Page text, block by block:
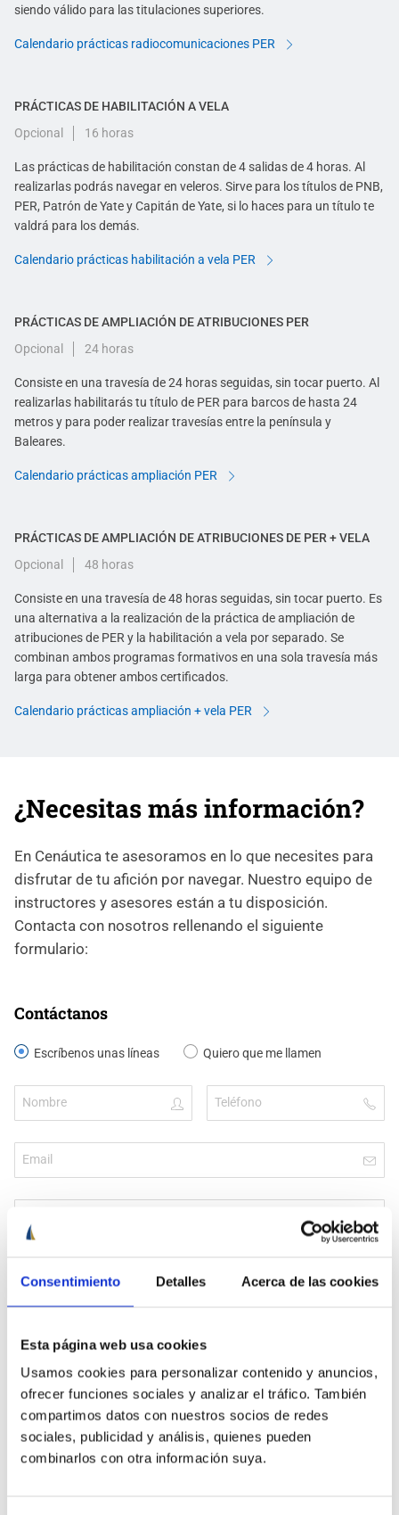
Consentimiento Detalles Acerca de las cookies
Esta página web usa cookies
Usamos cookies para personalizar contenido y anuncios,
ofrecer funciones sociales y analizar el tráfico. También
compartimos datos con nuestros socios de redes
sociales, publicidad y análisis, quienes pueden
combinarlos con otra información suya.
siendo válido para las titulaciones superiores.
Calendario prácticas radiocomunicaciones PER
PRÁCTICAS DE HABILITACIÓN A VELA
Opcional
16 horas
Las prácticas de habilitación constan de 4 salidas de 4 horas. Al
realizarlas podrás navegar en veleros. Sirve para los títulos de PNB,
PER, Patrón de Yate y Capitán de Yate, si lo haces para un título te
valdrá para los demás.
Calendario prácticas habilitación a vela PER
PRÁCTICAS DE AMPLIACIÓN DE ATRIBUCIONES PER
Opcional
24 horas
Consiste en una travesía de 24 horas seguidas, sin tocar puerto. Al
realizarlas habilitarás tu título de PER para barcos de hasta 24
metros y para poder realizar travesías entre la península y
Baleares.
Calendario prácticas ampliación PER
PRÁCTICAS DE AMPLIACIÓN DE ATRIBUCIONES DE PER + VELA
Opcional
48 horas
Consiste en una travesía de 48 horas seguidas, sin tocar puerto. Es
una alternativa a la realización de la práctica de ampliación de
atribuciones de PER y la habilitación a vela por separado. Se
combinan ambos programas formativos en una sola travesía más
larga para obtener ambos certificados.
Calendario prácticas ampliación + vela PER
¿Necesitas más información?
En Cenáutica te asesoramos en lo que necesites para
disfrutar de tu afición por navegar. Nuestro equipo de
instructores y asesores están a tu disposición.
Contacta con nosotros rellenando el siguiente
formulario:
Contáctanos
Escríbenos unas líneas Quiero que me llamen
¡VEN CON TU TRIPULACIÓN Y AHORRA EN TU CURSO!
Si vienes con un grupo de amigos os podréis beneficiar de
descuentos de hasta el 50%.
Somos un grupo
Aceptopolítica de privacidadde Cenautica y